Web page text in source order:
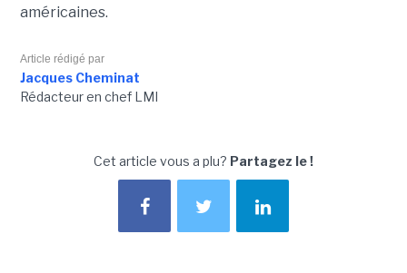
américaines.
Article rédigé par
Jacques Cheminat
Rédacteur en chef LMI
Cet article vous a plu? Partagez le !